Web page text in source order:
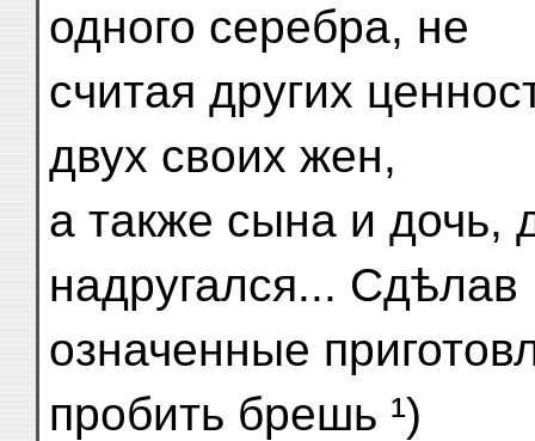
одного серебра, не
считая других
двух своих жен,
а также сына и дочь,
надругался... Сдѣлав
означенные
пробить брешь ¹)